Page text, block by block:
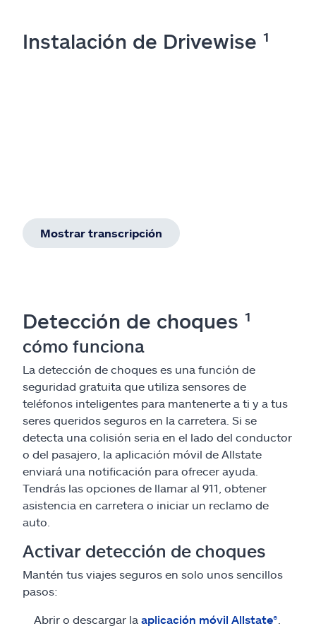
Instalación de Drivewise ¹
Mostrar transcripción
Detección de choques ¹
cómo funciona
La detección de choques es una función de
seguridad gratuita que utiliza sensores de
teléfonos inteligentes para mantenerte a ti y a tus
seres queridos seguros en la carretera. Si se
detecta una colisión seria en el lado del conductor
o del pasajero, la aplicación móvil de Allstate
enviará una notificación para ofrecer ayuda.
Tendrás las opciones de llamar al 911, obtener
asistencia en carretera o iniciar un reclamo de
auto.
Activar detección de choques
Mantén tus viajes seguros en solo unos sencillos
pasos:
Abrir o descargar la aplicación móvil Allstate®